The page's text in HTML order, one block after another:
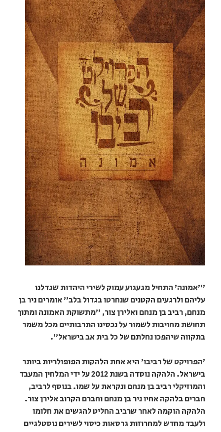
"'אמונה' התחיל מגעגוע עמוק לשירי היהדות שגדלנו
עליהם ולרגעים הקטנים שנחרטו בגדול בלב" אומרים ניר בן
מנחם, רביב בן מנחם ואלירן צור, "מתשוקת האמונה ומתוך
תחושת מחויבות לשמור על נכסינו התרבותיים מכל משמר
בתקווה שיהפכו נחלתם של כל בית אב בישראל".
'הפרויקט של רביבו' היא אחת הלהקות הפופולריות ביותר
בישראל. הלהקה נוסדה בשנת 2012 על ידי המלחין המעבד
והמוזיקלי רביב בן מנחם ונקראת על שמו. בנוסף לרביב,
חברים בלהקה אחיו ניר בן מנחם וחברם הקרוב אלירן צור.
הלהקה הוקמה לאחר שרביב החליט להגשים את חלומו
ולעבד מחדש למחרוזות גרסאות כיסוי לשירים נוסטלגיים